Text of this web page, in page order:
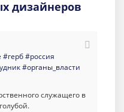
дизайнеров
#герб#россия
#органы_власти